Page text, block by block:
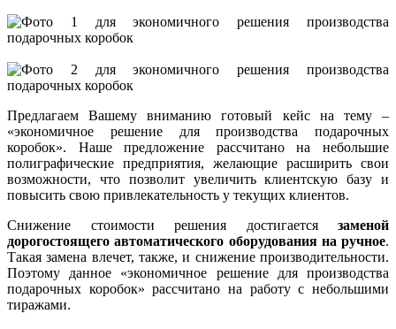
Предлагаем Вашему вниманию готовый кейс на тему –
«экономичное решение для производства подарочных
коробок». Наше предложение рассчитано на небольшие
полиграфические предприятия, желающие расширить свои
возможности, что позволит увеличить клиентскую базу и
повысить свою привлекательность у текущих клиентов.
Снижение стоимости решения достигается заменой
дорогостоящего автоматического оборудования на ручное.
Такая замена влечет, также, и снижение производительности.
Поэтому данное «экономичное решение для производства
подарочных коробок» рассчитано на работу с небольшими
тиражами.